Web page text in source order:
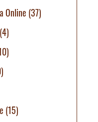
Online (37)
(4)
(15)